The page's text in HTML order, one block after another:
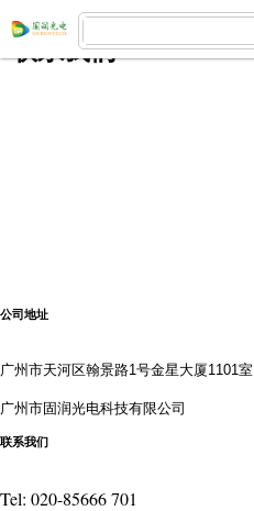
联系我们
公司地址
广州市天河区翰景路1号金星大厦1101室
广州市固润光电科技有限公司
联系我们
Tel: 020-85666 701